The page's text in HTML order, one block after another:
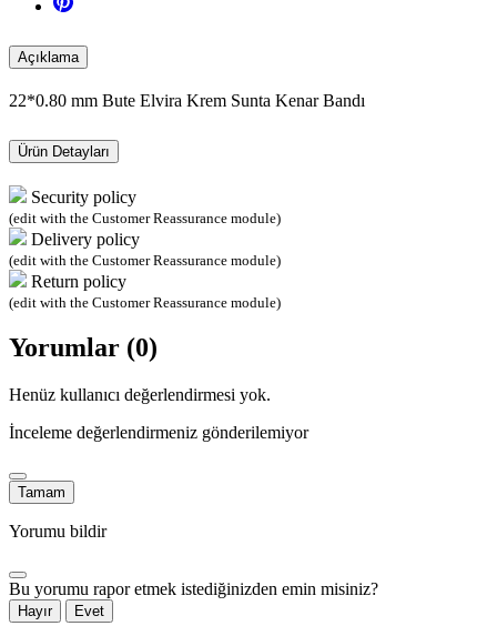
Açıklama
22*0.80 mm Bute Elvira Krem Sunta Kenar Bandı
Ürün Detayları
Security policy
(edit with the Customer Reassurance module)
Delivery policy
(edit with the Customer Reassurance module)
Return policy
(edit with the Customer Reassurance module)
Yorumlar (0)
Henüz kullanıcı değerlendirmesi yok.
İnceleme değerlendirmeniz gönderilemiyor
Tamam
Yorumu bildir
Bu yorumu rapor etmek istediğinizden emin misiniz?
Hayır Evet